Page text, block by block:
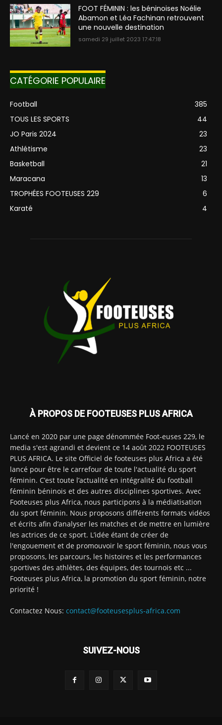
FOOT FÉMININ : les béninoises Noélie
Abamon et Léa Fachinan retrouvent
une nouvelle destination
samedi 29 juillet 2023 17:47:18
CATÉGORIE POPULAIRE
Football
385
TOUS LES SPORTS
44
JO Paris 2024
23
Athlétisme
23
Basketball
21
Maracana
13
TROPHÉES FOOTEUSES 229
6
Karaté
4
À PROPOS DE FOOTEUSES PLUS AFRICA
Lancé en 2020 par une page dénommée Foot-euses 229, le
media s'est agrandi et devient ce 14 août 2022 FOOTEUSES
PLUS AFRICA. Le site Officiel de footeuses plus Africa a été
lancé pour être le carrefour de toute l'actualité du sport
féminin. C’est toute l’actualité en intégralité du football
féminin béninois et des autres disciplines sportives. Avec
Footeuses plus Africa, nous participons à la médiatisation
du sport féminin. Nous proposons différents formats vidéos
et écrits afin d’analyser les matches et de mettre en lumière
les actrices de ce sport. L’idée étant de créer de
l'engouement et de promouvoir le sport féminin, nous vous
proposons, les parcours, les histoires et les performances
sportives des athlètes, des équipes, des tournois etc ...
Footeuses plus Africa, la promotion du sport féminin, notre
priorité !
Contactez Nous: contact@footeusesplus-africa.com
SUIVEZ-NOUS